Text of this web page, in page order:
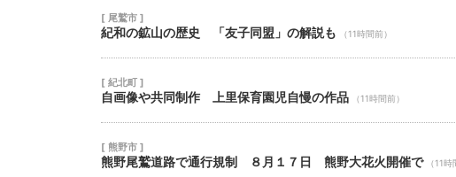
[ 尾鷲市 ]
紀和の鉱山の歴史 「友子同盟」の解説も （11時間前）
[ 紀北町 ]
自画像や共同制作 上里保育園児自慢の作品 （11時間前）
[ 熊野市 ]
熊野尾鷲道路で通行規制 ８月１７日 熊野大花火開催で （11時